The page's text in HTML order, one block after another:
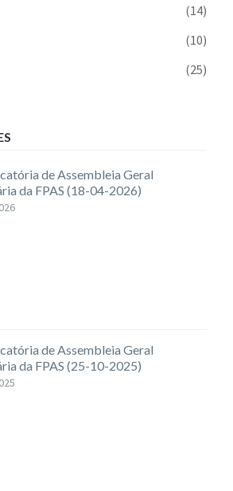
(14)
(10)
(25)
de Assembleia Geral
da FPAS (18-04-2026)
de Assembleia Geral
da FPAS (25-10-2025)